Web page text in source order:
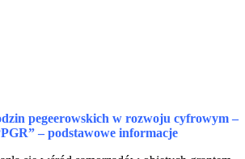
pegeerowskich w rozwoju cyfrowym –
– podstawowe informacje